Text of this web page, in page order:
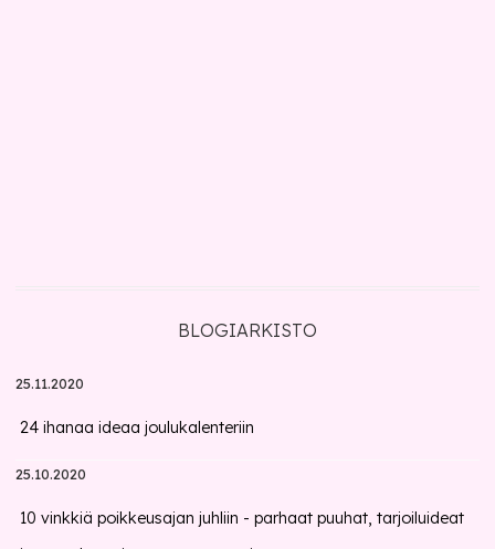
BLOGIARKISTO
25.11.2020
24 ihanaa ideaa joulukalenteriin
25.10.2020
10 vinkkiä poikkeusajan juhliin - parhaat puuhat, tarjoiluideat